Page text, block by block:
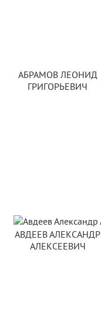
АБРАМОВ ЛЕОНИД
ГРИГОРЬЕВИЧ
АВДЕЕВ АЛЕКСАНДР
АЛЕКСЕЕВИЧ